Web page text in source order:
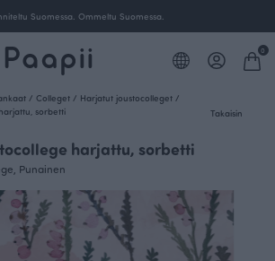
Suomessa. Ommeltu Suomessa.
0
/ Colleget / Harjatut joustocolleget /
sorbetti
Takaisin
harjattu, sorbetti
Punainen